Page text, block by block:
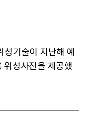
성기술이 지난해 예
위성사진을 제공했